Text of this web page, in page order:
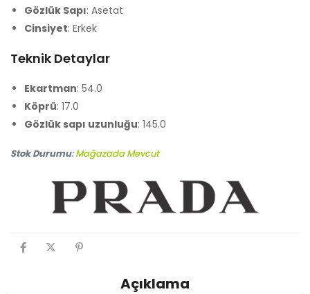
Gözlük Sapı: Asetat
Cinsiyet: Erkek
Teknik Detaylar
Ekartman: 54.0
Köprü: 17.0
Gözlük sapı uzunluğu: 145.0
Stok Durumu:Mağazada Mevcut
Açıklama